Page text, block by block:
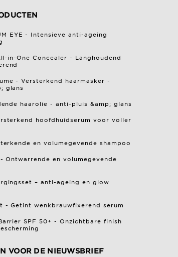
EYE - Intensieve anti-ageing
in-One Concealer - Langhoudend
- Versterkend haarmasker -
glans
haarolie - anti-pluis &amp; glans
hoofdhuidserum voor voller
en volumegevende shampoo
Ontwarrende en volumegevende
– anti-ageing en glow
- Getint wenkbrauwfixerend serum
SPF 50+ - Onzichtbare finish
VOOR DE NIEUWSBRIEF